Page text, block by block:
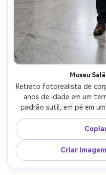
Museu
Retrato fotorealista de
anos de idade em um
padrão sutil, em pé em
pisos de mármore e
tirado em Sony A1,
humor tranquilo elegante,
de fundo de
Criar